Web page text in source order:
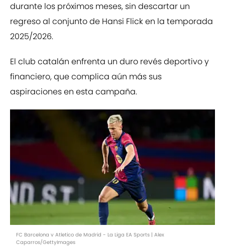
durante los próximos meses, sin descartar un
regreso al conjunto de Hansi Flick en la temporada
2025/2026.
El club catalán enfrenta un duro revés deportivo y
financiero, que complica aún más sus
aspiraciones en esta campaña.
FC Barcelona v Atletico de Madrid - La Liga EA Sports | Alex
Caparros/GettyImages